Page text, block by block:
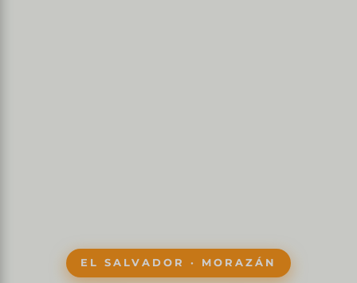
EL SALVADOR · MORAZÁN